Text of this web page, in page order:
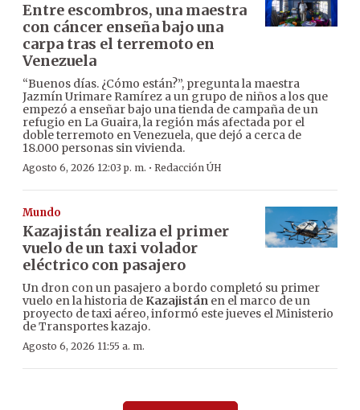
Entre escombros, una maestra
con cáncer enseña bajo una
carpa tras el terremoto en
Venezuela
“Buenos días. ¿Cómo están?”, pregunta la maestra
Jazmín Urimare Ramírez a un grupo de niños a los que
empezó a enseñar bajo una tienda de campaña de un
refugio en La Guaira, la región más afectada por el
doble terremoto en Venezuela, que dejó a cerca de
18.000 personas sin vivienda.
Agosto 6, 2026 12:03 p. m. · Redacción ÚH
Mundo
Kazajistán realiza el primer
vuelo de un taxi volador
eléctrico con pasajero
Un dron con un pasajero a bordo completó su primer
vuelo en la historia de Kazajistán en el marco de un
proyecto de taxi aéreo, informó este jueves el Ministerio
de Transportes kazajo.
Agosto 6, 2026 11:55 a. m.